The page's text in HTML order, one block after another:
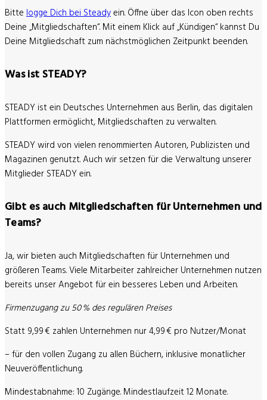
Bitte logge Dich bei Steadyein. Öffne über das Icon oben rechts
Deine „Mitgliedschaften“. Mit einem Klick auf „Kündigen“ kannst Du
Deine Mitgliedschaft zum nächstmöglichen Zeitpunkt beenden.
Was ist STEADY?
STEADY ist ein Deutsches Unternehmen aus Berlin, das digitalen
Plattformen ermöglicht, Mitgliedschaften zu verwalten.
STEADY wird von vielen renommierten Autoren, Publizisten und
Magazinen genutzt. Auch wir setzen für die Verwaltung unserer
Mitglieder STEADY ein.
Gibt es auch Mitgliedschaften für Unternehmen und
Teams?
Ja, wir bieten auch Mitgliedschaften für Unternehmen und
größeren Teams. Viele Mitarbeiter zahlreicher Unternehmen nutzen
bereits unser Angebot für ein besseres Leben und Arbeiten.
Firmenzugang zu 50 % des regulären Preises
Statt 9,99 € zahlen Unternehmen nur4,99 € pro Nutzer/Monat
– für den vollen Zugang zu allen Büchern, inklusive monatlicher
Neuveröffentlichung.
Mindestabnahme: 10 Zugänge. Mindestlaufzeit 12 Monate.